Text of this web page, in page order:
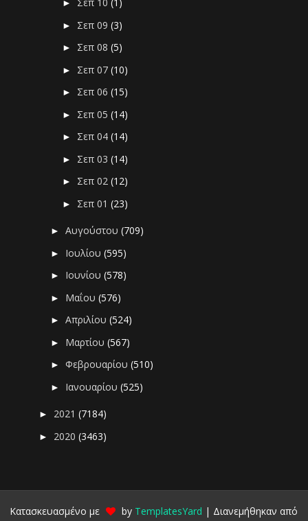
► Σεπ 10(1)
► Σεπ 09(3)
► Σεπ 08(5)
► Σεπ 07(10)
► Σεπ 06(15)
► Σεπ 05(14)
► Σεπ 04(14)
► Σεπ 03(14)
► Σεπ 02(12)
► Σεπ 01(23)
►Αυγούστου(709)
► Ιουλίου(595)
► Ιουνίου(578)
► Μαΐου(576)
►Απριλίου(524)
► Μαρτίου(567)
►Φεβρουαρίου(510)
► Ιανουαρίου(525)
► 2021(7184)
► 2020(3463)
Κατασκευασμένο με by TemplatesYard | Διανεμήθηκαν από